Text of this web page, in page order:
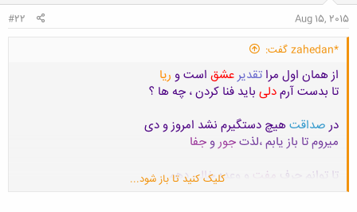
Aug 15, 2015
#22
*zahedan گفت:
از همان اول مرا تقدیرعشق است و ریا
تا بدست آرمدلی باید فنا کردن ، چه ها ؟
در صداقتهیچ دستگیرم نشد امروز و دی
میروم تا باز یابم ،لذتجورو جفا
تا توانم حرف مفت و وعدهخالیدهم
کلیک کنید تا باز شود...